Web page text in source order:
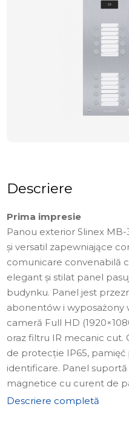
Descriere
Prima impresie
Panou exterior Slinex
și versatil zapewniające
comunicare convenabilă
elegant și stilat panel
budynku. Panel jest
abonentów i wyposażony
cameră Full HD
oraz filtru IR mecanic cut.
de protecție IP65, pamięć
identificare. Panel
magnetice cu curent de
Caracteristici speciale
Descriere completă